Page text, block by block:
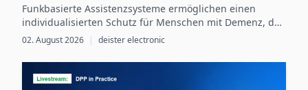
Funkbasierte Assistenzsysteme ermöglichen einen
individualisierten Schutz für Menschen mit Demenz, der
Sicherheit mit größtmöglicher Selbstbestimmung
02. August 2026 | deister electronic